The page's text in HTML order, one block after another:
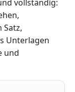
vollständig:
Unterlagen
und